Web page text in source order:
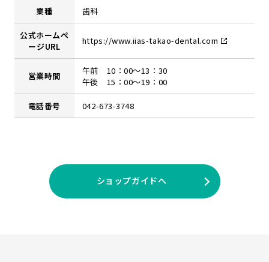
業種 歯科
公式ホームペ
ージURL
https://www.iias-takao-dental.com
営業時間
午前 10：00～13：30
午後 15：00～19：00
電話番号 042-673-3748
ショップガイドへ